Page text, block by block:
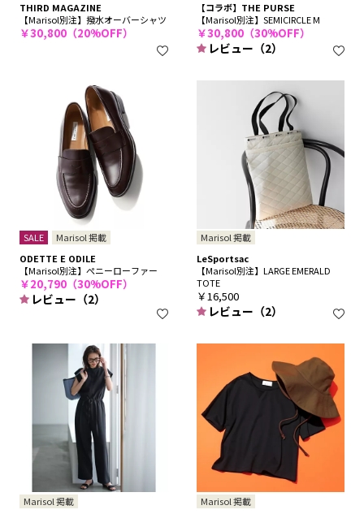
THIRD MAGAZINE
【Marisol別注】撥水オーバーシャツ
￥30,800（20%OFF）
【コラボ】THE PURSE
【Marisol別注】SEMICIRCLE M
￥30,800（30%OFF）
レビュー（2）
SALE
Marisol 掲載
ODETTE E ODILE
【Marisol別注】ぺニーローファー
￥20,790（30%OFF）
レビュー（2）
Marisol 掲載
LeSportsac
【Marisol別注】LARGE EMERALD
TOTE
￥16,500
レビュー（2）
Marisol 掲載
Marisol 掲載